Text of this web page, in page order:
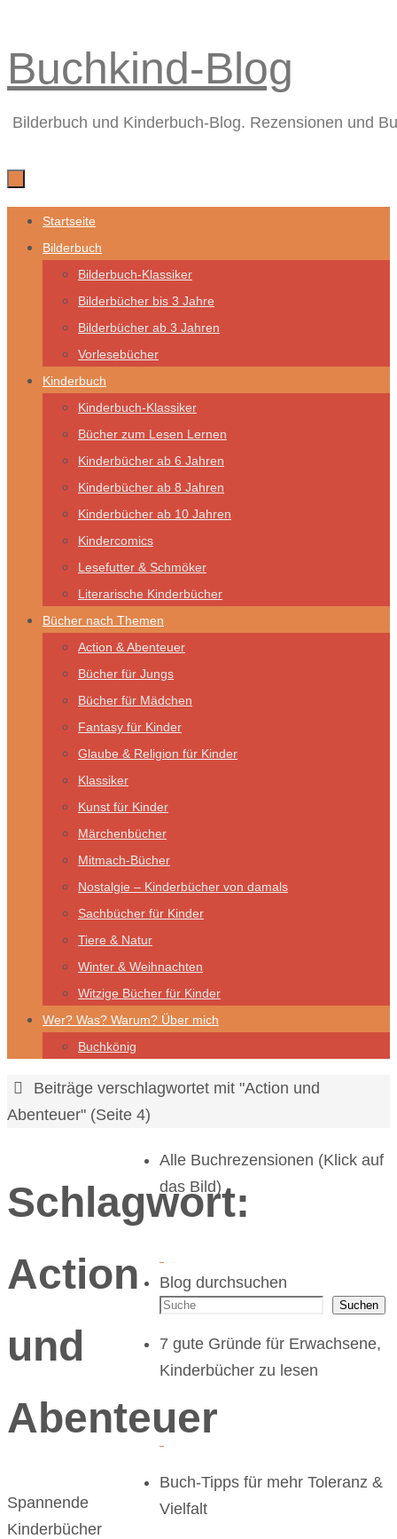
Inhalt
Buchkind-Blog
Bilderbuch und Kinderbuch-Blog. Rezensionen und
Zum
Inhalt
springen
Startseite
Bilderbuch
Bilderbuch-Klassiker
Bilderbücher bis 3 Jahre
Bilderbücher ab 3 Jahren
Vorlesebücher
Kinderbuch
Kinderbuch-Klassiker
Bücher zum Lesen Lernen
Kinderbücher ab 6 Jahren
Kinderbücher ab 8 Jahren
Kinderbücher ab 10 Jahren
Kindercomics
Lesefutter & Schmöker
Literarische Kinderbücher
Bücher nach Themen
Action & Abenteuer
Bücher für Jungs
Bücher für Mädchen
Fantasy für Kinder
Glaube & Religion für Kinder
Klassiker
Kunst für Kinder
Märchenbücher
Mitmach-Bücher
Nostalgie – Kinderbücher von damals
Sachbücher für Kinder
Tiere & Natur
Winter & Weihnachten
Witzige Bücher für Kinder
Wer? Was? Warum? Über mich
Buchkönig
StartBeiträge verschlagwortet mit "Action und
Abenteuer" (Seite 4)
Schlagwort:
Action
und
Abenteuer
Spannende
Kinderbücher
Alle Buchrezensionen (Klick auf
das Bild)
Blog durchsuchen
Suchen
7 gute Gründe für Erwachsene,
Kinderbücher zu lesen
Buch-Tipps für mehr Toleranz &
Vielfalt